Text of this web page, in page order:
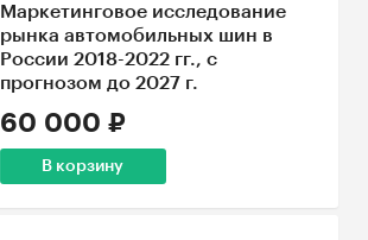
Маркетинговое исследование
рынка автомобильных шин в
России 2018-2022 гг., с
прогнозом до 2027 г.
60 000 ₽
В корзину